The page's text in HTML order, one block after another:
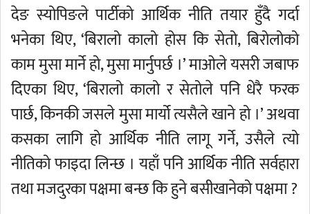
देङ स्योपिङले पार्टीको आर्थिक नीति तयार हुँदै गर्दा
भनेका थिए, ‘बिरालो कालो होस कि सेतो, बिरोलोको
काम मुसा मार्ने हो, मुसा मार्नुपर्छ ।’ माओले यसरी जबाफ
दिएका थिए, ‘बिरालो कालो र सेतोले पनि धेरै फरक
पार्छ, किनकी जसले मुसा मार्यो त्यसैले खाने हो ।’ अथवा
कसका लागि हो आर्थिक नीति लागू गर्ने, उसैले त्यो
नीतिको फाइदा लिन्छ । यहाँ पनि आर्थिक नीति सर्वहारा
तथा मजदुरका पक्षमा बन्छ कि हुने बसीखानेको पक्षमा ?